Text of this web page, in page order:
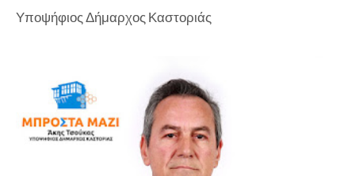
Υποψήφιος Δήμαρχος Καστοριάς